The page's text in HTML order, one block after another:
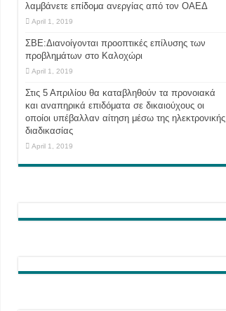
λαμβάνετε επίδομα ανεργίας από τον ΟΑΕΔ
April 1, 2019
ΣΒΕ:Διανοίγονται προοπτικές επίλυσης των
προβλημάτων στο Καλοχώρι
April 1, 2019
Στις 5 Απριλίου θα καταβληθούν τα προνοιακά
και αναπηρικά επιδόματα σε δικαιούχους οι
οποίοι υπέβαλλαν αίτηση μέσω της ηλεκτρονικής
διαδικασίας
April 1, 2019